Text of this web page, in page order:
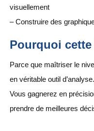
visuellement
– Construire des
Pourquoi
Parce que maîtriser le
en véritable outil d’analyse.
Vous gagnerez en
prendre de meilleures